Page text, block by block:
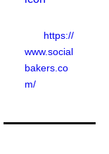
https://
www.social
bakers.co
m/